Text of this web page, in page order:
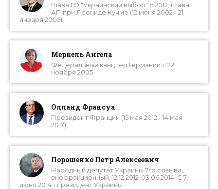
Глава ГО "Украинский выбор" с 2012; глава
АП при Леониде Кучме (12 июня 2002 - 21
января 2005)
Меркель Ангела
Федеральный канцлер Германии с 22
ноября 2005
Олланд Франсуа
Президент Франции (15 мая 2012 - 14 мая
2017).
Порошенко Петр Алексеевич
Народный депутат Украины 7го созыва,
внефракционный, 12.12.2012-03.06.2014. С 7
июня 2014 - президент Украины.